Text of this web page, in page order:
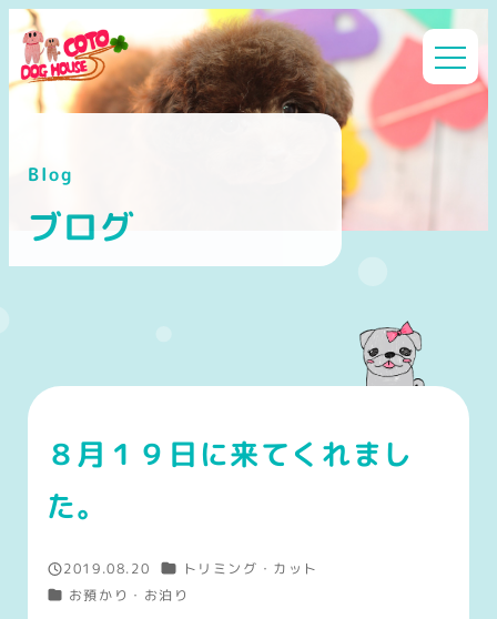
メ
イ
ン
へ
Blog
ブログ
８月１９日に来てくれまし
た。
投稿日
2019.08.20 カテゴリー
トリミング・カット
カテゴリー
お預かり・お泊り